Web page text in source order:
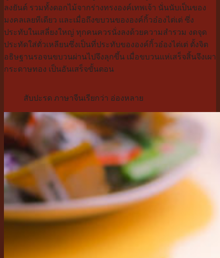
ลงยันต์ รวมทั้งดอกไม้จากร่างทรงองค์เทพเจ้า นั่นนับเป็นของ
มงคลเลยทีเดียว และเมื่อถึงขบวนขององค์กิ้วอ๋องไต่เต่ ซึ่ง
ประทับในเสลี่ยงใหญ่ ทุกคนควรนั่งลงด้วยความสำรวม งดจุด
ประทัดใส่ตั่วเหลียนซึ่งเป็ นที่ประทับขององค์กิ้วอ๋องไต่เต่ ตั้งจิต
อธิษฐานรอจนขบวนผ่านไปจึงลุกขึ้น เมื่อขบวนแห่เสร็จสิ้นจึงเผา
กระดาษทอง เป็นอันเสร็จขั้นตอน
สับปะรด ภาษาจีนเรียกว่า อ่องหลาย